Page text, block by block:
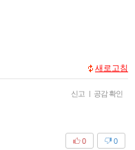
새로고침
신고 | 공감 확인
0
0